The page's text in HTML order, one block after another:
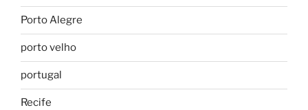
Porto Alegre
porto velho
portugal
Recife